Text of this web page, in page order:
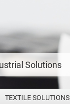
Solutions
TEXTILE SOLUTIONS